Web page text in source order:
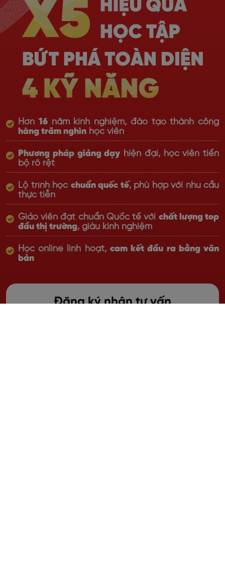
Hơn 16năm kinh nghiệm, đào tạo thành công
hàng trăm nghìn học viên
Phương pháp giảng dạy hiện đại, học viên tiến
bộ rõ rệt
Lộ trình học chuẩn quốc tế, phù hợp với nhu cầu
thực tiễn
Giáo viên đạt chuẩn Quốc tế với chất lượng top
đầu thị trường, giàu kinh nghiệm
Học online linh hoạt, cam kết đầu ra bằng văn
bản
Đăng ký nhận tư vấn